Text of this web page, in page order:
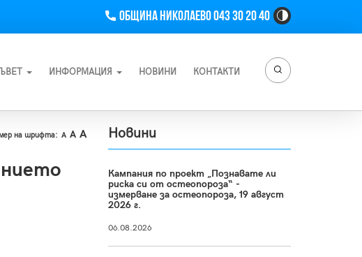
Телефон
Община Николаево 043 30 20 40
High
Contrast
Button
ИНФОРМАЦИЯ НОВИНИ КОНТАКТИ
на шрифта: A A A Новини
Кампания по проект „Познавате ли
риска си от остеопороза“ -
измерване за остеопороза, 19 август
2026 г.
06.08.2026